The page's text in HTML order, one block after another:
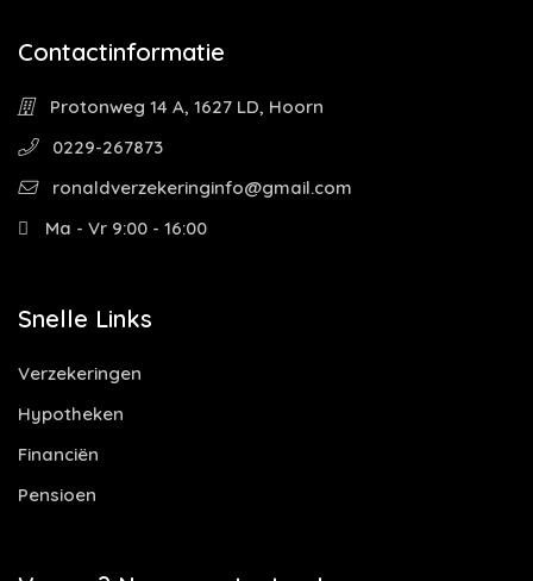
Contactinformatie
Protonweg 14 A, 1627 LD, Hoorn
0229-267873
ronaldverzekeringinfo@gmail.com
Ma - Vr 9:00 - 16:00
Snelle Links
Verzekeringen
Hypotheken
Financiën
Pensioen